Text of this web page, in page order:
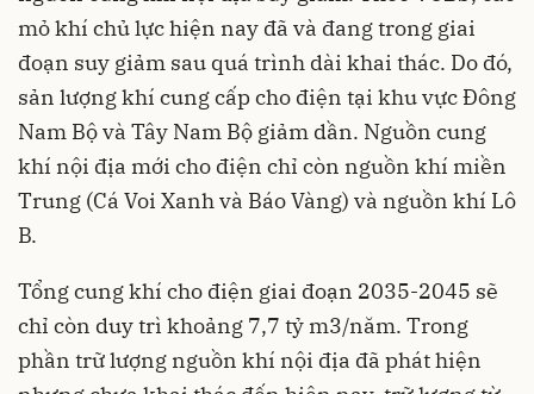
mỏ khí chủ lực hiện nay đã và đang trong giai
đoạn suy giảm sau quá trình dài khai thác. Do đó,
sản lượng khí cung cấp cho điện tại khu vựcĐông
Nam Bộvà Tây Nam Bộ giảm dần. Nguồn cung
khí nội địa mới cho điện chỉ còn nguồn khí miền
Trung (Cá Voi Xanh và Báo Vàng) và nguồn khí Lô
B.
Tổng cung khí cho điện giai đoạn 2035-2045 sẽ
chỉ còn duy trì khoảng 7,7 tỷ m3/năm. Trong
phần trữ lượng nguồn khí nội địa đã phát hiện